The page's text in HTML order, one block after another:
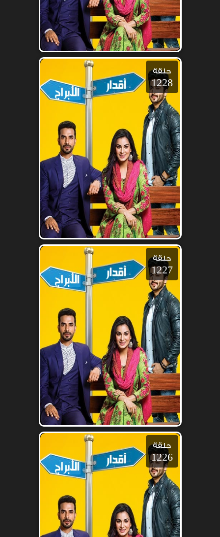
حلقة
1228
حلقة
1227
حلقة
1226